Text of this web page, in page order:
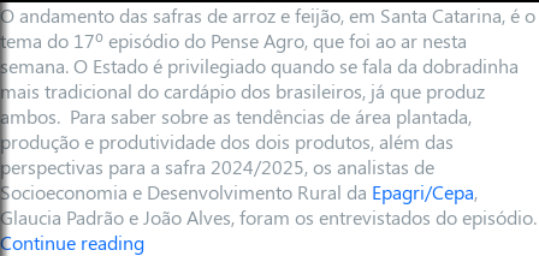
O andamento das safras de arroz e feijão, em Santa Catarina, é o
tema do 17º episódio do Pense Agro, que foi ao ar nesta
semana. O Estado é privilegiado quando se fala da dobradinha
mais tradicional do cardápio dos brasileiros, já que produz
ambos. Para saber sobre as tendências de área plantada,
produção e produtividade dos dois produtos, além das
perspectivas para a safra 2024/2025, os analistas de
Socioeconomia e Desenvolvimento Rural da Epagri/Cepa,
Glaucia Padrão e João Alves, foram os entrevistados do episódio.
Continue reading